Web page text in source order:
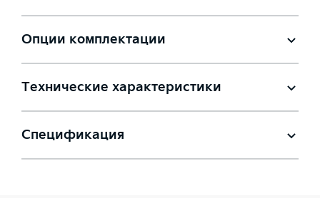
Опции комплектации
Технические характеристики
Спецификация